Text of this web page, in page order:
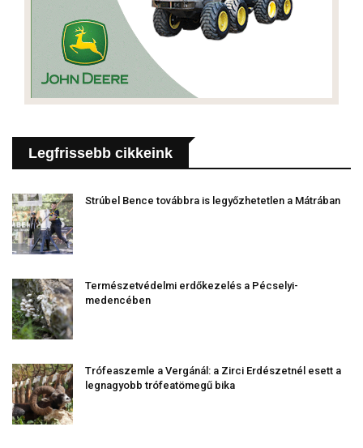
Legfrissebb cikkeink
Strúbel Bence továbbra is legyőzhetetlen a Mátrában
Természetvédelmi erdőkezelés a Pécselyi-
medencében
Trófeaszemle a Vergánál: a Zirci Erdészetnél esett a
legnagyobb trófeatömegű bika